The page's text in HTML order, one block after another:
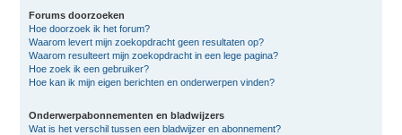
Forums doorzoeken
Hoe doorzoek ik het forum?
Waarom levert mijn zoekopdracht geen resultaten op?
Waarom resulteert mijn zoekopdracht in een lege pagina?
Hoe zoek ik een gebruiker?
Hoe kan ik mijn eigen berichten en onderwerpen vinden?
Onderwerpabonnementen en bladwijzers
Wat is het verschil tussen een bladwijzer en abonnement?